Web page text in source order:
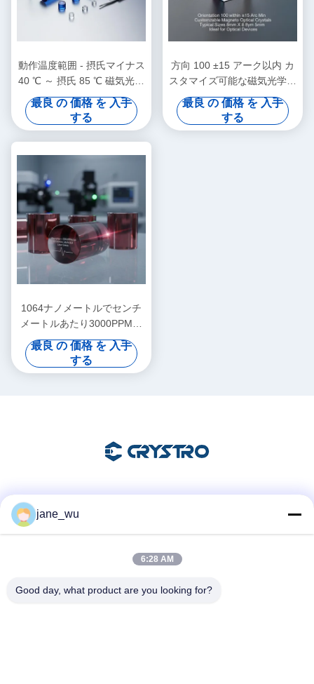
動作温度範囲 - 摂氏マイナス
40 ℃ ～ 摂氏 85 ℃ 磁気光学
結晶 精密機器向けにカスタ
マイズ可能な標準サイズ
(mm スケール)
最良 の 価格 を 入手
する
方向 100 ±15 アーク以内 カ
スタマイズ可能な磁気光学結
晶 一般的なサイズ 8mm X
8mm X 5mm 光学デバイスに
最適
最良 の 価格 を 入手
する
1064ナノメートルでセンチ
メートルあたり3000PPM未
満の吸収 モース硬度8点0の
マグネト光学結晶 ラザーシ
ステムに最適
最良 の 価格 を 入手
する
jane_wu
6:28 AM
Good day, what product are you looking for?